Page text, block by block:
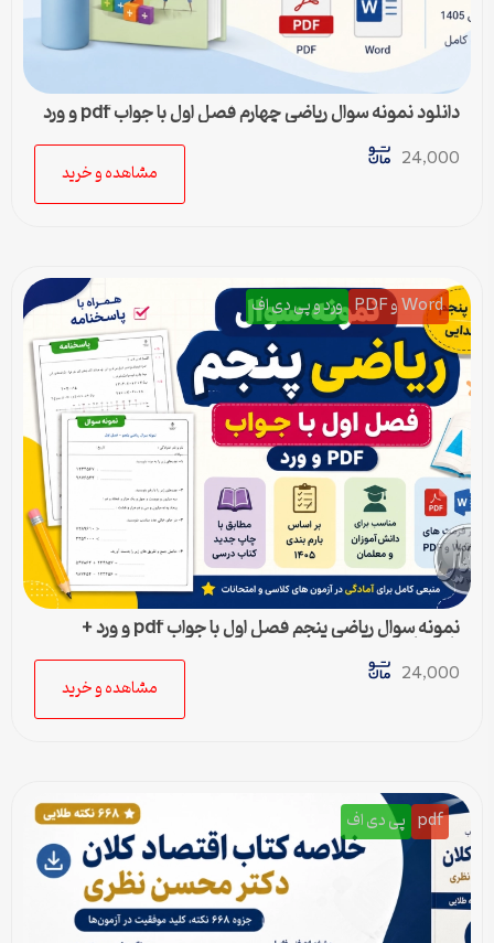
دانلود نمونه سوال ریاضی چهارم فصل اول با جواب pdf و ورد
24,000
مشاهده و خرید
Word و PDF ورد و پی دی اف
نمونه سوال ریاضی پنجم فصل اول با جواب pdf و ورد +
پاسخنامه
24,000
مشاهده و خرید
pdf پی دی اف